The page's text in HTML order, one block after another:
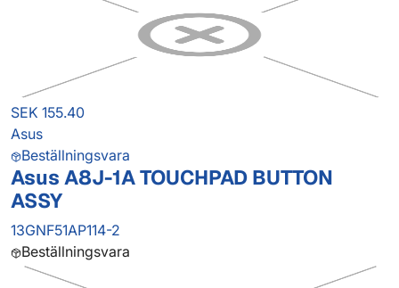
SEK 155.40
Asus
Beställningsvara
Asus A8J-1A TOUCHPAD BUTTON
ASSY
13GNF51AP114-2
Beställningsvara